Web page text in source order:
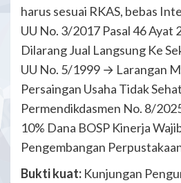
harus sesuai RKAS, bebas
UU No. 3/2017 Pasal 46
Dilarang Jual Langsung Ke
UU No. 5/1999 → Larangan
Persaingan Usaha Tidak
Permendikdasmen No. 8/
10% Dana BOSP Kinerja
Pengembangan
Bukti kuat: Kunjungan